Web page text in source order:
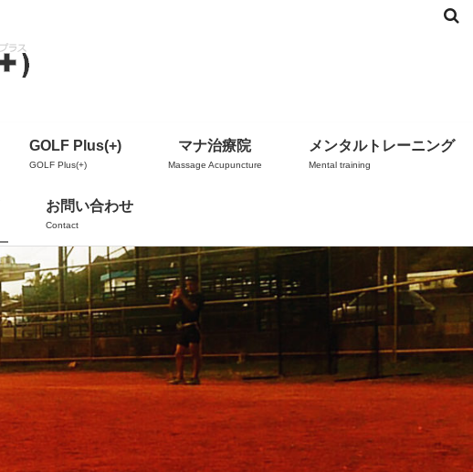
GOLF Plus(+)
GOLF Plus(+)
マナ治療院
Massage Acupuncture
メンタルトレーニング
Mental training
お問い合わせ
Contact